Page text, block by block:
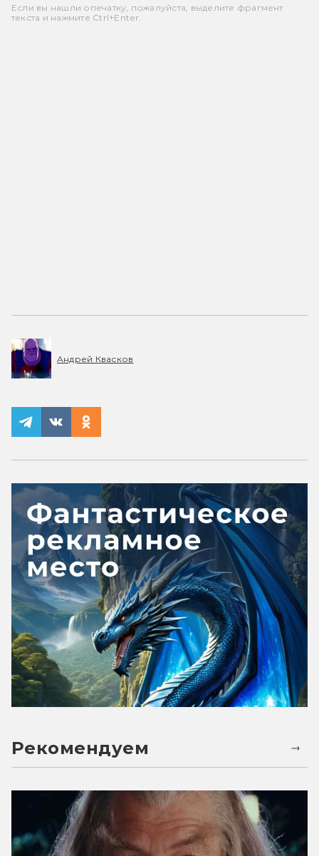
Если вы нашли опечатку, пожалуйста, выделите фрагмент
текста и нажмите Ctrl+Enter.
Андрей Квасков
Рекомендуем